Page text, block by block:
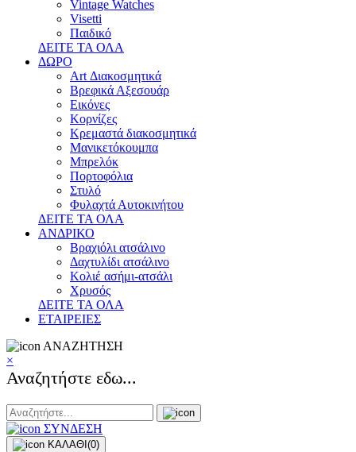
Vintage Watches
Visetti
Παιδικό
ΔΕΙΤΕ ΤΑ ΟΛΑ
ΔΩΡΟ
Art Διακοσμητικά
Βρεφικά Αξεσουάρ
Εικόνες
Κορνίζες
Κρεμαστά διακοσμητικά
Μανικετόκουμπα
Μπρελόκ
Πορτοφόλια
Στυλό
Φυλαχτά Αυτοκινήτου
ΔΕΙΤΕ ΤΑ ΟΛΑ
ΑΝΔΡΙΚΟ
Βραχιόλι ατσάλινο
Δαχτυλίδι ατσάλινο
Κολιέ ασήμι-ατσάλι
Χρυσός
ΔΕΙΤΕ ΤΑ ΟΛΑ
ΕΤΑΙΡΕΙΕΣ
ΑΝΑΖΗΤΗΣΗ
×
Αναζητήστε εδω...
ΣΥΝΔΕΣΗ
ΚΑΛΑΘΙ (0)